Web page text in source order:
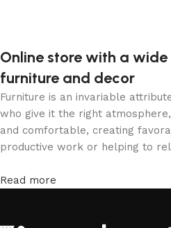
Online store with a
furniture and decor
Furniture is an invariable
who give it the right
and comfortable, creating
productive work or helping to
online store, when you can sit
Read more